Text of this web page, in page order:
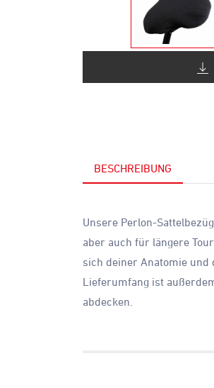
BESCHREIBUNG
Unsere Perlon-
aber auch für längere
sich deiner Anatomie und
Lieferumfang ist
abdecken.